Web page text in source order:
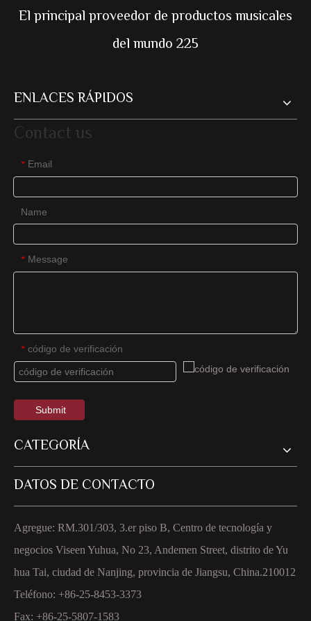
El principal proveedor de productos musicales
del mundo 225
ENLACES RÁPIDOS
Contact us
* Email
Name
* Message
* código de verificación
Submit
CATEGORÍA
DATOS DE CONTACTO
Agregue: RM.301/303, 3.er piso B, Centro de tecnología y
negocios Viseen Yuhua, No 23, Andemen Street, distrito de Yu
hua Tai, ciudad de Nanjing, provincia de Jiangsu, China.210012
Teléfono: +86-25-8453-3373
Fax: +86-25-5807-1583